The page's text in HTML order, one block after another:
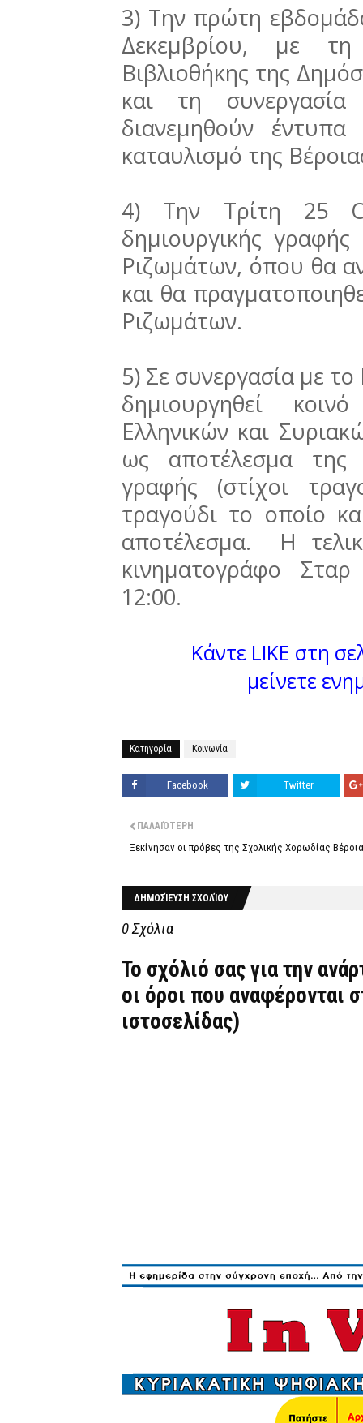
3) Την πρώτη
Δεκεμβρίου, με
Βιβλιοθήκης της
και τη
διανεμηθούν έντυπα
καταυλισμό της
4) Την Τρίτη 25
δημιουργικής
Ριζωμάτων, όπου θα
και θα
Ριζωμάτων.
5) Σε συνεργασία με
δημιουργηθεί
Ελληνικών και
ως αποτέλεσμα της
γραφής (στίχοι
τραγούδι το οποίο
αποτέλεσμα. Η
κινηματογράφο
12:00.
Κάντε LIKE στη
μείνετε
Κατηγορία Κοινωνία
Facebook Twitter
ΠΑΛΑΙΌΤΕΡΗ
Ξεκίνησαν οι πρόβες της Σχολικής Χορωδίας
ΔΗΜΟΣΊΕΥΣΗ ΣΧΟΛΊΟΥ
0 Σχόλια
Το σχόλιό σας για την
οι όροι που αναφέρονται
ιστοσελίδας)